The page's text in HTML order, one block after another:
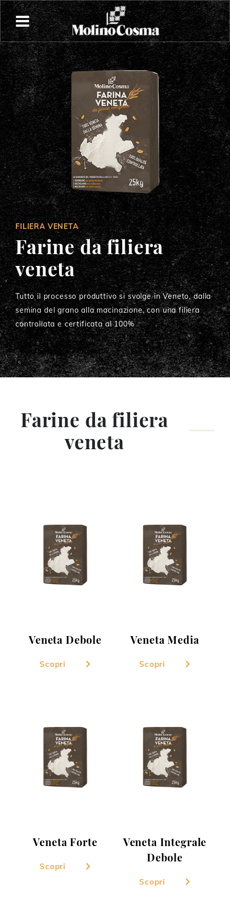
FILIERA VENETA
Farine da filiera
veneta
Tutto il processo produttivo si svolge in Veneto, dalla
semina del grano alla macinazione, con una filiera
controllata e certificata al 100%
Farine da filiera
veneta
Veneta Debole
Scopri
Veneta Media
Scopri
Veneta Forte
Scopri
Veneta Integrale
Debole
Scopri